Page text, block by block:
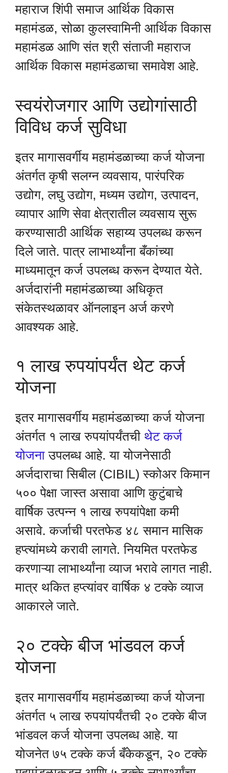
महाराज शिंपी समाज आर्थिक विकास
महामंडळ, सोळा कुलस्वामिनी आर्थिक विकास
महामंडळ आणि संत श्री संताजी महाराज
आर्थिक विकास महामंडळाचा समावेश आहे.
स्वयंरोजगार आणि उद्योगांसाठी
विविध कर्ज सुविधा
इतर मागासवर्गीय महामंडळाच्या कर्ज योजना
अंतर्गत कृषी सलग्न व्यवसाय, पारंपरिक
उद्योग, लघु उद्योग, मध्यम उद्योग, उत्पादन,
व्यापार आणि सेवा क्षेत्रातील व्यवसाय सुरू
करण्यासाठी आर्थिक सहाय्य उपलब्ध करून
दिले जाते. पात्र लाभार्थ्यांना बँकांच्या
माध्यमातून कर्ज उपलब्ध करून देण्यात येते.
अर्जदारांनी महामंडळाच्या अधिकृत
संकेतस्थळावर ऑनलाइन अर्ज करणे
आवश्यक आहे.
१ लाख रुपयांपर्यंत थेट कर्ज
योजना
इतर मागासवर्गीय महामंडळाच्या कर्ज योजना
अंतर्गत १ लाख रुपयांपर्यंतची थेट कर्ज
योजना उपलब्ध आहे. या योजनेसाठी
अर्जदाराचा सिबील (CIBIL) स्कोअर किमान
५०० पेक्षा जास्त असावा आणि कुटुंबाचे
वार्षिक उत्पन्न १ लाख रुपयांपेक्षा कमी
असावे. कर्जाची परतफेड ४८ समान मासिक
हप्त्यांमध्ये करावी लागते. नियमित परतफेड
करणाऱ्या लाभार्थ्यांना व्याज भरावे लागत नाही.
मात्र थकित हप्त्यांवर वार्षिक ४ टक्के व्याज
आकारले जाते.
२० टक्के बीज भांडवल कर्ज
योजना
इतर मागासवर्गीय महामंडळाच्या कर्ज योजना
अंतर्गत ५ लाख रुपयांपर्यंतची २० टक्के बीज
भांडवल कर्ज योजना उपलब्ध आहे. या
योजनेत ७५ टक्के कर्ज बँकेकडून, २० टक्के